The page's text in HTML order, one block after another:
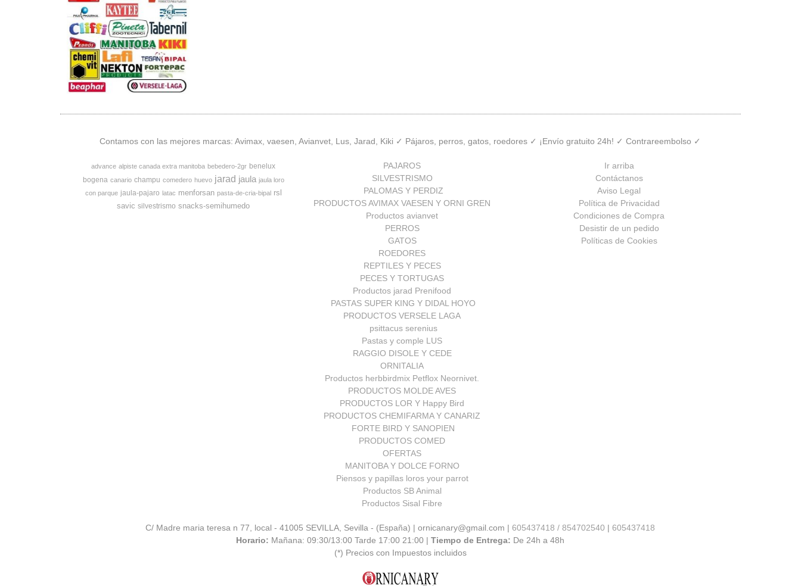
Contamos con las mejores marcas: Avimax, vaesen, Avianvet, Lus, Jarad, Kiki ✓ Pájaros, perros, gatos, roedores ✓ ¡Envío gratuito 24h! ✓ Contrareembolso ✓
advance alpiste canada extra manitoba bebedero-2gr benelux
bogena canario champu comedero huevo jarad jaula jaula loro
con parque jaula-pajaro latac menforsan pasta-de-cria-bipal rsl
savic silvestrismo snacks-semihumedo
PAJAROS
SILVESTRISMO
PALOMAS Y PERDIZ
PRODUCTOS AVIMAX VAESEN Y ORNI GREN
Productos avianvet
PERROS
GATOS
ROEDORES
REPTILES Y PECES
PECES Y TORTUGAS
Productos jarad Prenifood
PASTAS SUPER KING Y DIDAL HOYO
PRODUCTOS VERSELE LAGA
psittacus serenius
Pastas y comple LUS
RAGGIO DISOLE Y CEDE
ORNITALIA
Productos herbbirdmix Petflox Neornivet.
PRODUCTOS MOLDE AVES
PRODUCTOS LOR Y Happy Bird
PRODUCTOS CHEMIFARMA Y CANARIZ
FORTE BIRD Y SANOPIEN
PRODUCTOS COMED
OFERTAS
MANITOBA Y DOLCE FORNO
Piensos y papillas loros your parrot
Productos SB Animal
Productos Sisal Fibre
Ir arriba
Contáctanos
Aviso Legal
Política de Privacidad
Condiciones de Compra
Desistir de un pedido
Políticas de Cookies
C/ Madre maria teresa n 77, local - 41005 SEVILLA, Sevilla - (España) | ornicanary@gmail.com |605437418 / 854702540 |605437418
Horario: Mañana: 09:30/13:00 Tarde 17:00 21:00 |Tiempo de Entrega: De 24h a 48h
(*) Precios con Impuestos incluidos